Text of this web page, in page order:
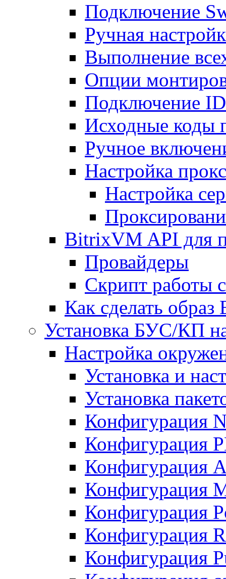
Подключение
Ручная
Выполнение
Опции
Подключение
Исходные коды
Ручное
Настройка
Настройка
BitrixVM API для
Провайдеры
Скрипт работы
Как сделать
Установка БУС/КП
Настройка
Установка и
Установка
Конфигурация
Конфигурация
Конфигурация
Конфигурация
Конфигурация
Конфигурация
Конфигурация